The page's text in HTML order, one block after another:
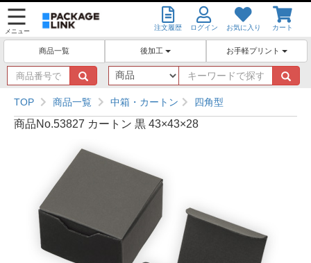
メニュー 注文履歴 ログイン お気に入り カート
商品一覧 後加工 お手軽プリント
商
品
番
号
で
キ
ー
ー
TOP 商品一覧 中箱・カートン 四角型
商品No.53827 カートン 黒 43×43×28